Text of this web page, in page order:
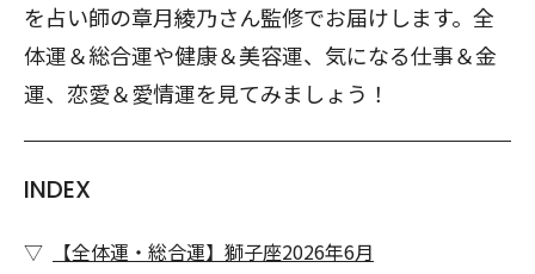
を占い師の章月綾乃さん監修でお届けします。全
体運＆総合運や健康＆美容運、気になる仕事＆金
運、恋愛＆愛情運を見てみましょう！
INDEX
【全体運・総合運】獅子座2026年6月